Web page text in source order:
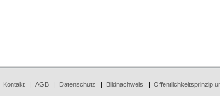
Kontakt| AGB| Datenschutz | Bildnachweis | Öffentlichkeitsprinzip